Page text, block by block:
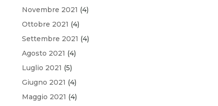
Novembre 2021 (4)
Ottobre 2021 (4)
Settembre 2021 (4)
Agosto 2021 (4)
Luglio 2021 (5)
Giugno 2021 (4)
Maggio 2021 (4)